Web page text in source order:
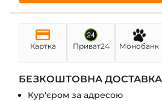
Картка Приват24 Монобанк
БЕЗКОШТОВНА ДОСТАВКА
Кур'єром за адресою